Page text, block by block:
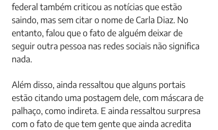
federal também criticou as notícias que estão
saindo, mas sem citar o nome de Carla Diaz. No
entanto, falou que o fato de alguém deixar de
seguir outra pessoa nas redes sociais não significa
nada.
Além disso, ainda ressaltou que alguns portais
estão citando uma postagem dele, com máscara de
palhaço, como indireta. E ainda ressaltou surpresa
com o fato de que tem gente que ainda acredita